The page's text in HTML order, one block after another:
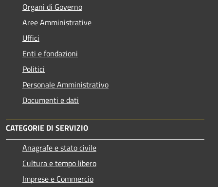
Organi di Governo
Aree Amministrative
Uffici
Enti e fondazioni
Politici
Personale Amministrativo
Documenti e dati
CATEGORIE DI SERVIZIO
Anagrafe e stato civile
Cultura e tempo libero
Imprese e Commercio